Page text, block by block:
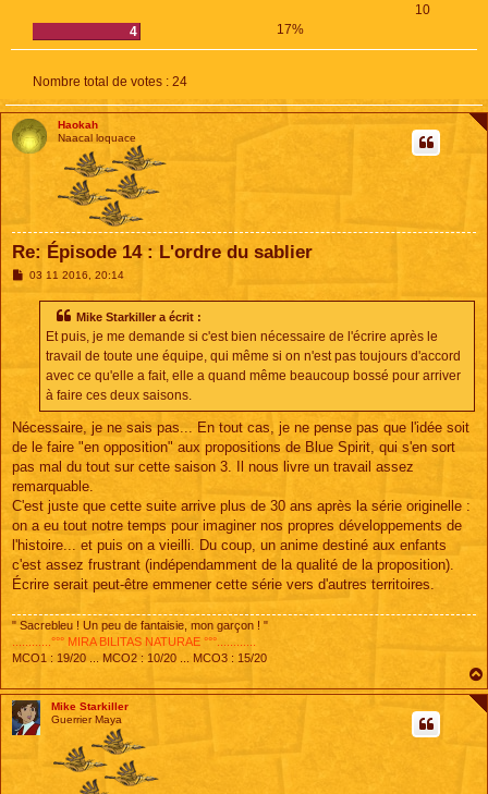
10
4
17%
Nombre total de votes : 24
Haokah
Naacal loquace
Re: Épisode 14 : L'ordre du sablier
M03 11 2016, 20:14
Mike Starkiller a écrit :
Et puis, je me demande si c'est bien nécessaire de l'écrire après le
travail de toute une équipe, qui même si on n'est pas toujours d'accord
avec ce qu'elle a fait, elle a quand même beaucoup bossé pour arriver
à faire ces deux saisons.
Nécessaire, je ne sais pas... En tout cas, je ne pense pas que l'idée soit
de le faire "en opposition" aux propositions de Blue Spirit, qui s'en sort
pas mal du tout sur cette saison 3. Il nous livre un travail assez
remarquable.
C'est juste que cette suite arrive plus de 30 ans après la série originelle :
on a eu tout notre temps pour imaginer nos propres développements de
l'histoire... et puis on a vieilli. Du coup, un anime destiné aux enfants
c'est assez frustrant (indépendamment de la qualité de la proposition).
Écrire serait peut-être emmener cette série vers d'autres territoires.
" Sacrebleu ! Un peu de fantaisie, mon garçon ! "
............°°° MIRA BILITAS NATURAE °°°............
MCO1 : 19/20 ... MCO2 : 10/20 ... MCO3 : 15/20
Mike Starkiller
Guerrier Maya